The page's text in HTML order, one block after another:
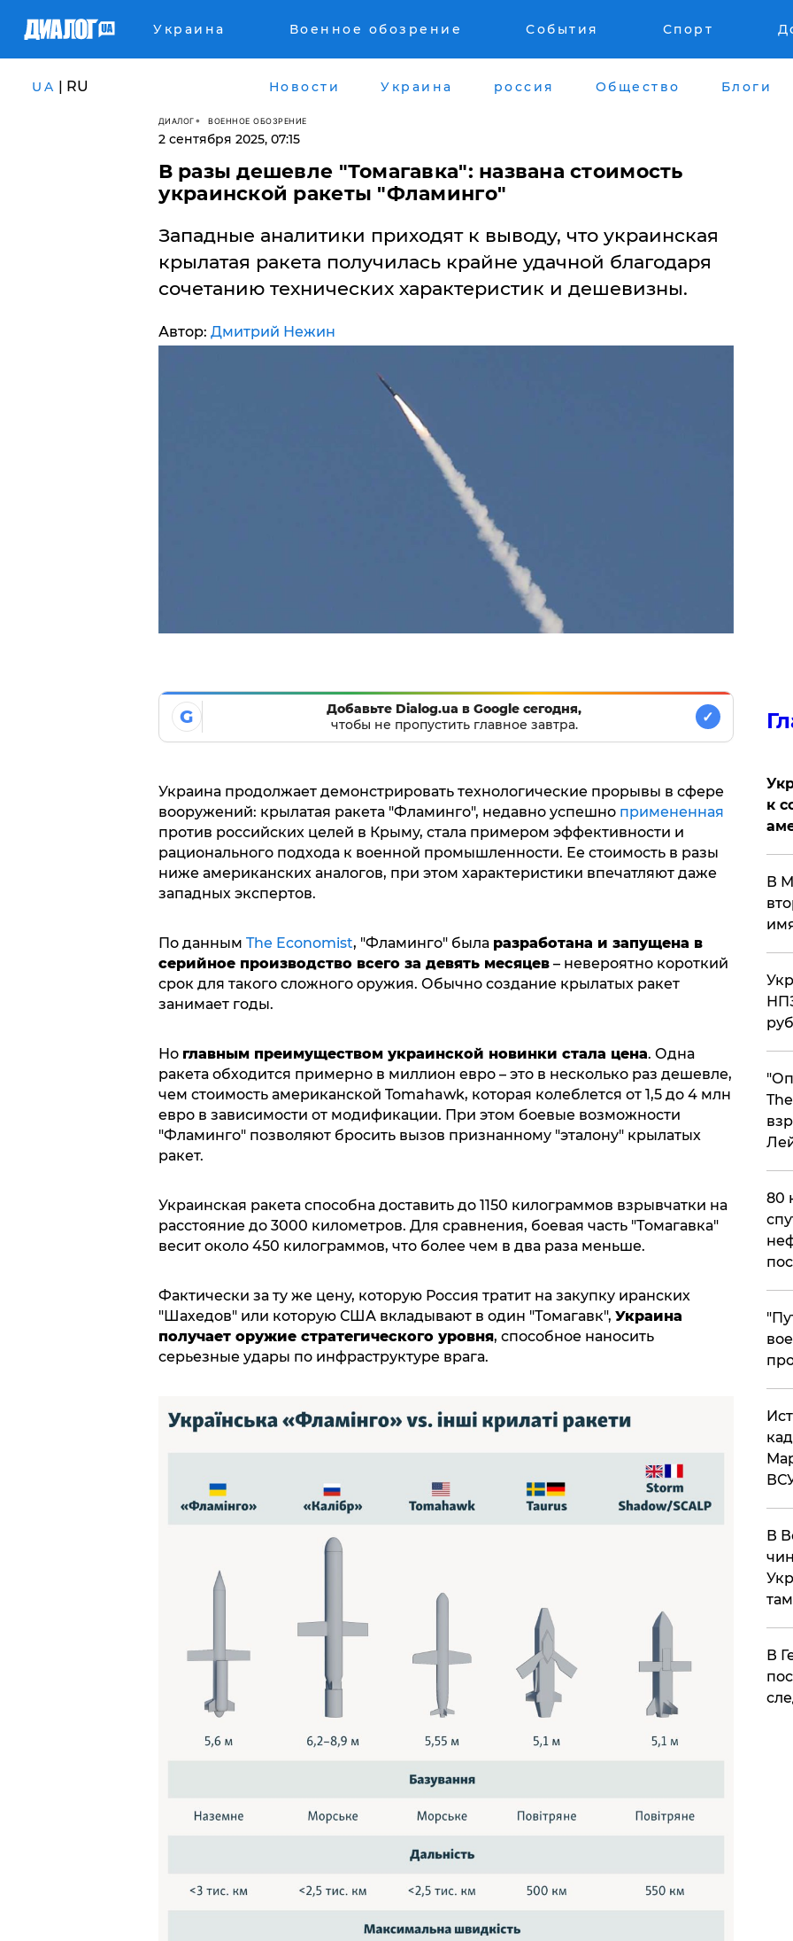
Украина Военное обозрение События Спорт
UA | RU Новости Украина россия Общество Блоги
ДИАЛОГ ВОЕННОЕ ОБОЗРЕНИЕ
2 сентября 2025, 07:15
В разы дешевле "Томагавка": названа стоимость
украинской ракеты "Фламинго"
Западные аналитики приходят к выводу, что украинская
крылатая ракета получилась крайне удачной благодаря
сочетанию технических характеристик и дешевизны.
Автор: Дмитрий Нежин
G
Добавьте Dialog.ua в Google сегодня,
чтобы не пропустить главное завтра.
✓
Украина продолжает демонстрировать технологические прорывы в сфере
вооружений: крылатая ракета "Фламинго", недавно успешно примененная
против российских целей в Крыму, стала примером эффективности и
рационального подхода к военной промышленности. Ее стоимость в разы
ниже американских аналогов, при этом характеристики впечатляют даже
западных экспертов.
По данным The Economist, "Фламинго" была разработана и запущена в
серийное производство всего за девять месяцев– невероятно короткий
срок для такого сложного оружия. Обычно создание крылатых ракет
занимает годы.
Но главным преимуществом украинской новинки стала цена. Одна
ракета обходится примерно в миллион евро – это в несколько раз дешевле,
чем стоимость американской Tomahawk, которая колеблется от 1,5 до 4 млн
евро в зависимости от модификации. При этом боевые возможности
"Фламинго" позволяют бросить вызов признанному "эталону" крылатых
ракет.
Украинская ракета способна доставить до 1150 килограммов взрывчатки на
расстояние до 3000 километров. Для сравнения, боевая часть "Томагавка"
весит около 450 килограммов, что более чем в два раза меньше.
Фактически за ту же цену, которую Россия тратит на закупку иранских
"Шахедов" или которую США вкладывают в один "Томагавк", Украина
получает оружие стратегического уровня, способное наносить
серьезные удары по инфраструктуре врага.
к
В
80
В
​В